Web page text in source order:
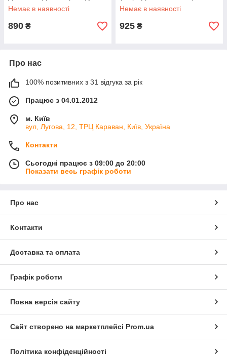
Немає в наявності
890 ₴
Немає в наявності
925 ₴
Про нас
100% позитивних з 31 відгука за рік
Працює з 04.01.2012
м. Київ
вул, Лугова, 12, ТРЦ Караван, Київ, Україна
Контакти
Сьогодні працює з 09:00 до 20:00
Показати весь графік роботи
Про нас
Контакти
Доставка та оплата
Графік роботи
Повна версія сайту
Сайт створено на маркетплейсі Prom.ua
Політика конфіденційності